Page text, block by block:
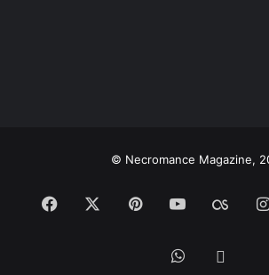
© Necromance Magazine,
Facebook PinterestYouTube
WhatsApp